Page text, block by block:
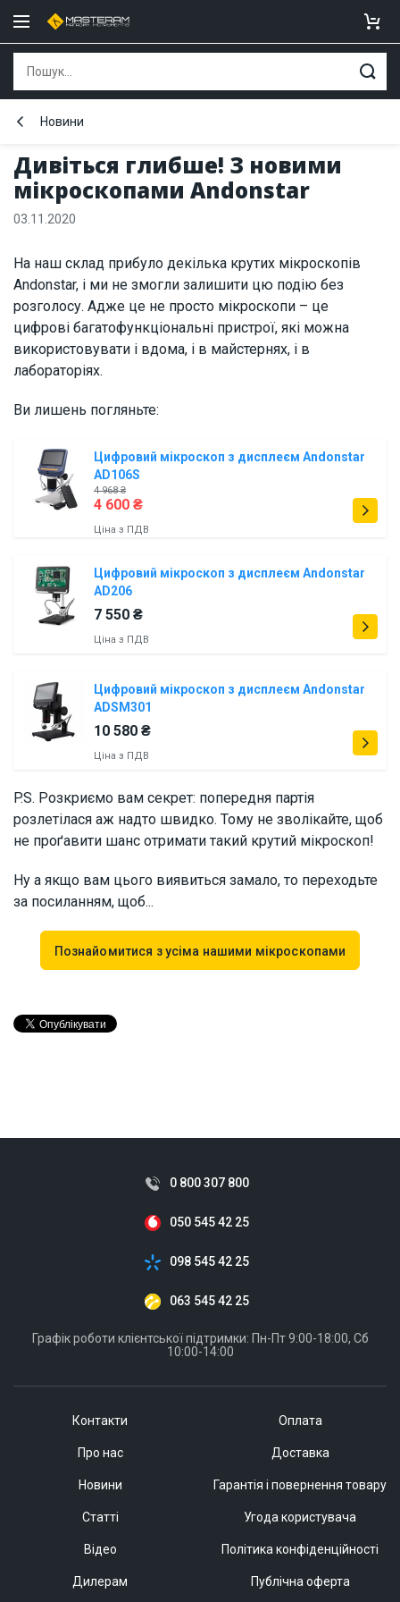
Дивіться глибше! З новими
мікроскопами Andonstar
Новини
03.11.2020
На наш склад прибуло декілька крутих мікроскопів
Andonstar, і ми не змогли залишити цю подію без
розголосу. Адже це не просто мікроскопи – це
цифрові багатофункціональні пристрої, які можна
використовувати і вдома, і в майстернях, і в
лабораторіях.
Ви лишень погляньте:
Цифровий мікроскоп з дисплеєм Andonstar
AD106S
4 968 ₴
4 600 ₴
Ціна з ПДВ
Цифровий мікроскоп з дисплеєм Andonstar
AD206
7 550 ₴
Ціна з ПДВ
Цифровий мікроскоп з дисплеєм Andonstar
ADSM301
10 580 ₴
Ціна з ПДВ
P.S. Розкриємо вам секрет: попередня партія
розлетілася аж надто швидко. Тому не зволікайте, щоб
не проґавити шанс отримати такий крутий мікроскоп!
Ну а якщо вам цього виявиться замало, то переходьте
за посиланням, щоб...
Познайомитися з усіма нашими мікроскопами
Контакти
Про нас
Новини
Статті
Відео
Дилерам
Оплата
Доставка
Гарантія і повернення товару
Угода користувача
Політика конфіденційності
Публічна оферта
0 800 307 800
050 545 42 25
098 545 42 25
063 545 42 25
Графік роботи клієнтської підтримки: Пн-Пт 9:00-18:00, Сб
10:00-14:00